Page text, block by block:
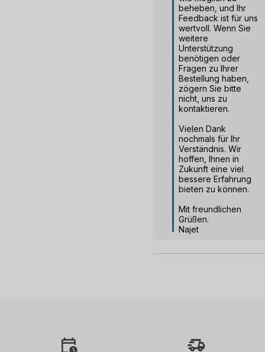
beheben, und Ihr
Feedback ist für uns
wertvoll. Wenn Sie
weitere
Unterstützung
benötigen oder
Fragen zu Ihrer
Bestellung haben,
zögern Sie bitte
nicht, uns zu
kontaktieren.
Vielen Dank
nochmals für Ihr
Verständnis. Wir
hoffen, Ihnen in
Zukunft eine viel
bessere Erfahrung
bieten zu können.
Mit freundlichen
Grüßen.
Najet